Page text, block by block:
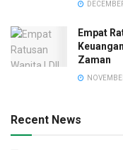
Empat
Zaman
Recent News